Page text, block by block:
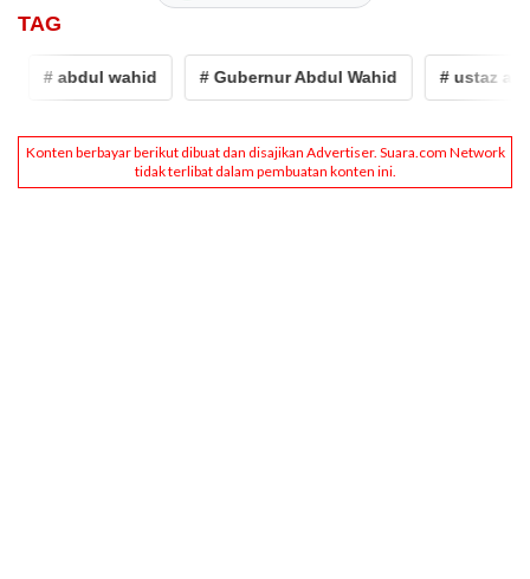
TAG
# abdul wahid # Gubernur Abdul Wahid # ustaz abdul